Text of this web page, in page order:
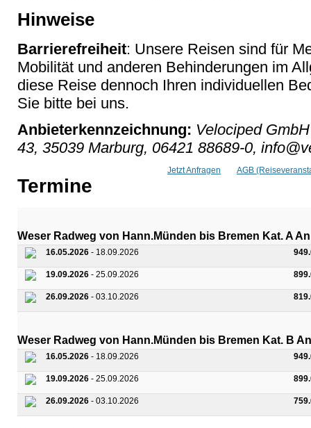
Hinweise
Barrierefreiheit: Unsere Reisen sind für
Mobilität und anderen Behinderungen im
diese Reise dennoch Ihren individuellen
Sie bitte bei uns.
Anbieterkennzeichnung: Velociped
43, 35039 Marburg, 06421 88689-0,
Jetzt Anfragen AGB
Termine
Weser Radweg von Hann.Münden bis Bremen Kat. A
16.05.2026 - 18.09.2026
19.09.2026 - 25.09.2026
26.09.2026 - 03.10.2026
Weser Radweg von Hann.Münden bis Bremen Kat. B
16.05.2026 - 18.09.2026
19.09.2026 - 25.09.2026
26.09.2026 - 03.10.2026